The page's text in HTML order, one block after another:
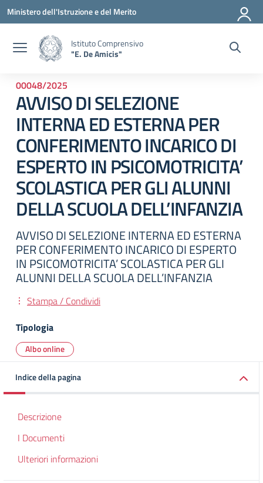
Vai ai contenuti
Vai al menu di navigazione
Vai al footer
Ministero dell'Istruzione e del Merito
Istituto Comprensivo
"E. De Amicis"
00048/2025
AVVISO DI SELEZIONE
INTERNA ED ESTERNA PER
CONFERIMENTO INCARICO DI
ESPERTO IN PSICOMOTRICITA’
SCOLASTICA PER GLI ALUNNI
DELLA SCUOLA DELL’INFANZIA
AVVISO DI SELEZIONE INTERNA ED ESTERNA
PER CONFERIMENTO INCARICO DI ESPERTO
IN PSICOMOTRICITA’ SCOLASTICA PER GLI
ALUNNI DELLA SCUOLA DELL’INFANZIA
Stampa / Condividi
Tipologia
Albo online
Indice della pagina
Descrizione
I Documenti
Ulteriori informazioni